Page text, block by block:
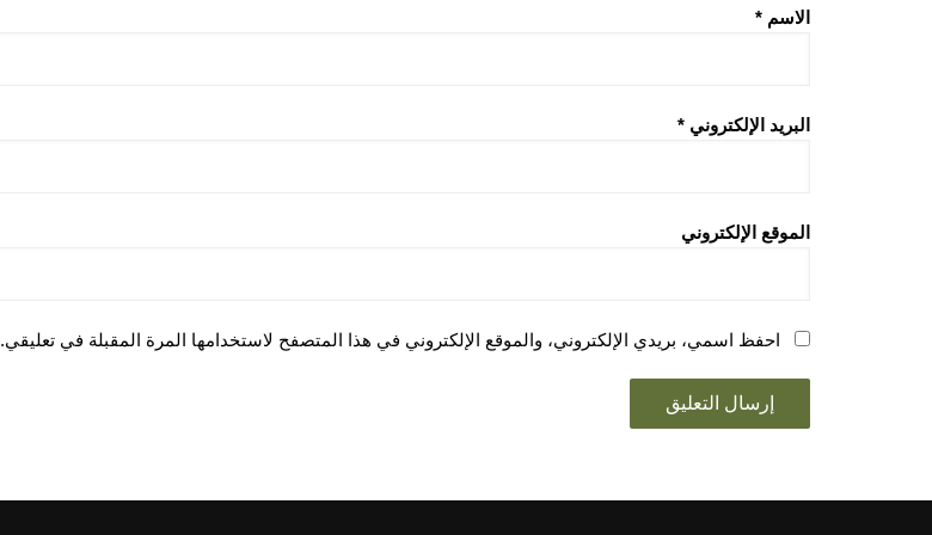
الاسم *
البريد الإلكتروني *
الموقع الإلكتروني
احفظ اسمي، بريدي الإلكتروني، والموقع الإلكتروني في هذا المتصفح لاستخدامها المرة المقبلة في تعليقي.